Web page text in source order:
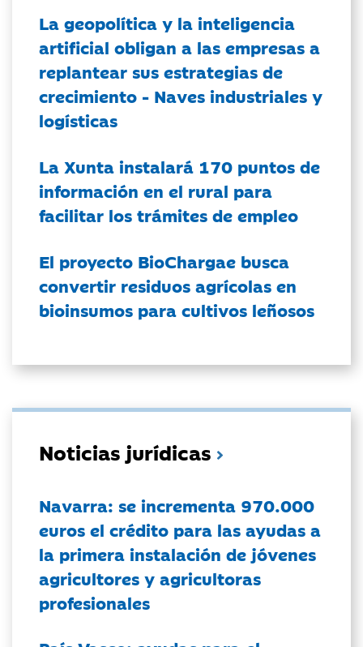
La geopolítica y la inteligencia
artificial obligan a las empresas a
replantear sus estrategias de
crecimiento - Naves industriales y
logísticas
La Xunta instalará 170 puntos de
información en el rural para
facilitar los trámites de empleo
El proyecto BioChargae busca
convertir residuos agrícolas en
bioinsumos para cultivos leñosos
Noticias jurídicas
Navarra: se incrementa 970.000
euros el crédito para las ayudas a
la primera instalación de jóvenes
agricultores y agricultoras
profesionales